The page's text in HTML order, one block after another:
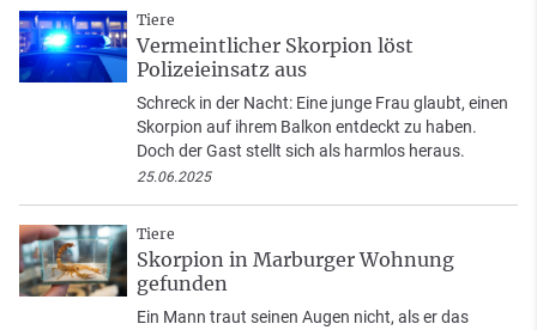
Tiere
Vermeintlicher Skorpion löst
Polizeieinsatz aus
Schreck in der Nacht: Eine junge Frau glaubt, einen
Skorpion auf ihrem Balkon entdeckt zu haben.
Doch der Gast stellt sich als harmlos heraus.
25.06.2025
Tiere
Skorpion in Marburger Wohnung
gefunden
Ein Mann traut seinen Augen nicht, als er das